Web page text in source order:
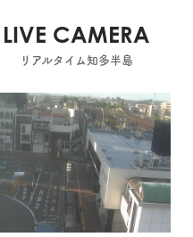
LIVE CAMERA
リアルタイム知多半島